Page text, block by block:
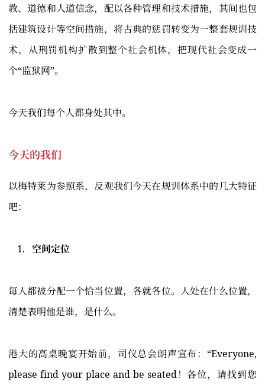
教、道德和人道信念，配以各种管理和技术措施，其间也包
括建筑设计等空间措施，将古典的惩罚转变为一整套规训技
术，从刑罚机构扩散到整个社会机体，把现代社会变成一
个“监狱网”。
今天我们每个人都身处其中。
今天的我们
以梅特莱为参照系，反观我们今天在规训体系中的几大特征
吧：
空间定位
每人都被分配一个恰当位置，各就各位。人处在什么位置，
清楚表明他是谁，是什么。
港大的高桌晚宴开始前，司仪总会朗声宣布：“Everyone,
please find your place and be seated！各位，请找到您